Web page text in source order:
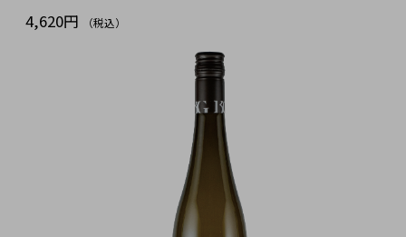
4,620円
（税込）